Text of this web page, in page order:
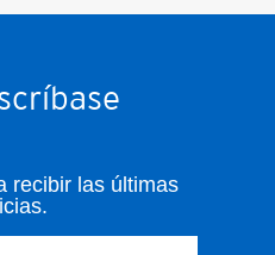
recibir las últimas